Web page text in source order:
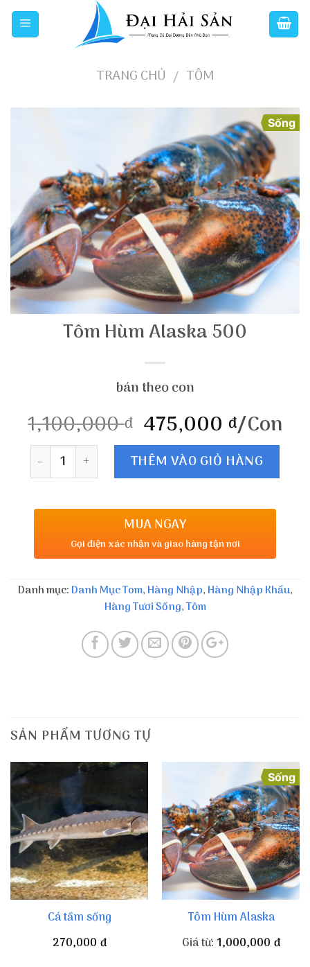
Skip
TRANG CHỦ / TÔM
Sống
Tôm Hùm Alaska 500
bán theo con
1,100,000đ 475,000 đ/Con
Số lượng THÊM VÀO GIỎ HÀNG
MUA NGAY
Gọi điện xác nhận và giao hàng tận nơi
Danh mục: Danh Mục Tom, Hàng Nhập, Hàng Nhập Khẩu,
Hàng Tươi Sống,Tôm
SẢN PHẨM TƯƠNG TỰ
Cá tầm sống
270,000 đ
Sống
Tôm Hùm Alaska
Giá từ: 1,000,000 đ